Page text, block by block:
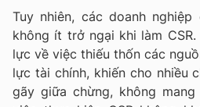
Tuy nhiên, các doanh
không ít trở ngại khi làm
lực về việc thiếu thốn các
lực tài chính, khiến cho nhiều
gãy giữa chừng, không